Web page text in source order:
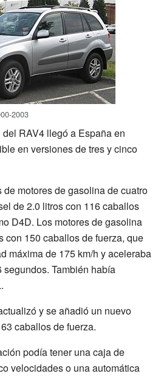
2003
RAV4 llegó a España en
en versiones de tres y cinco
motores de gasolina de cuatro
de 2.0 litros con 116 caballos
D4D. Los motores de gasolina
con 150 caballos de fuerza, que
máxima de 175 km/h y aceleraba
segundos. También había
y se añadió un nuevo
caballos de fuerza.
podía tener una caja de
velocidades o una automática